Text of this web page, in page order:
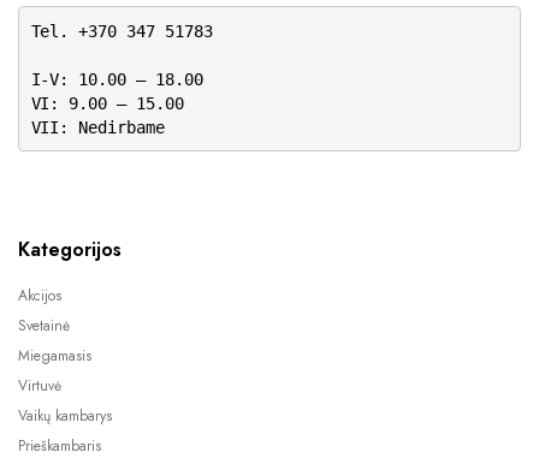
Tel. +370 347 51783
I-V: 10.00 – 18.00
VI: 9.00 – 15.00
VII: Nedirbame
Kategorijos
Akcijos
Svetainė
Miegamasis
Virtuvė
Vaikų kambarys
Prieškambaris